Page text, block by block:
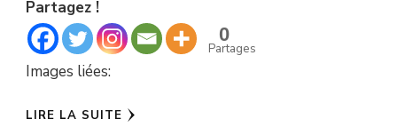
Partagez !
0
Partages
Images liées:
LIRE LA SUITE